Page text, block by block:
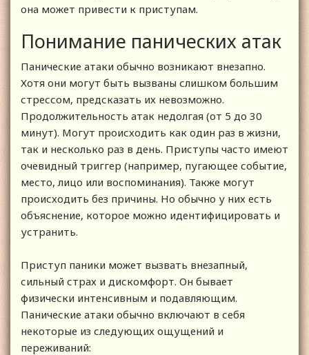
она может привести к приступам.
Понимание панических атак
Панические атаки обычно возникают внезапно.
Хотя они могут быть вызваны слишком большим
стрессом, предсказать их невозможно.
Продолжительность атак недолгая (от 5 до 30
минут). Могут происходить как один раз в жизни,
так и несколько раз в день. Приступы часто имеют
очевидный триггер (например, пугающее событие,
место, лицо или воспоминания). Также могут
происходить без причины. Но обычно у них есть
объяснение, которое можно идентифицировать и
устранить.
Приступ паники может вызвать внезапный,
сильный страх и дискомфорт. Он бывает
физически интенсивным и подавляющим.
Панические атаки обычно включают в себя
некоторые из следующих ощущений и
переживаний: